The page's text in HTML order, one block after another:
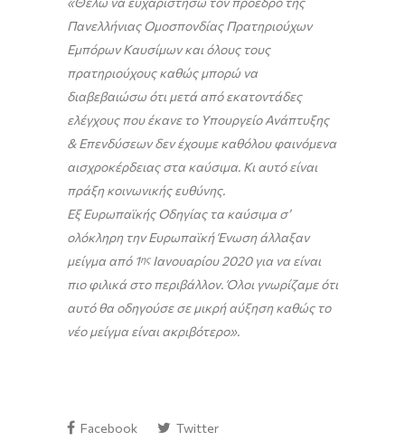
Πανελλήνιας Ομοσπονδίας Πρατηριούχων
Εμπόρων Καυσίμων και όλους τους
πρατηριούχους καθώς μπορώ να
διαβεβαιώσω ότι μετά από εκατοντάδες
ελέγχους που έκανε το Υπουργείο Ανάπτυξης
& Επενδύσεων δεν έχουμε καθόλου φαινόμενα
αισχροκέρδειας στα καύσιμα. Κι αυτό είναι
πράξη κοινωνικής ευθύνης.
Εξ Ευρωπαϊκής Οδηγίας τα καύσιμα σ’
ολόκληρη την Ευρωπαϊκή Ένωση άλλαξαν
μείγμα από 1ηςΙανουαρίου 2020 για να είναι
πιο φιλικά στο περιβάλλον. Όλοι γνωρίζαμε ότι
αυτό θα οδηγούσε σε μικρή αύξηση καθώς το
νέο μείγμα είναι ακριβότερο».
Facebook Twitter